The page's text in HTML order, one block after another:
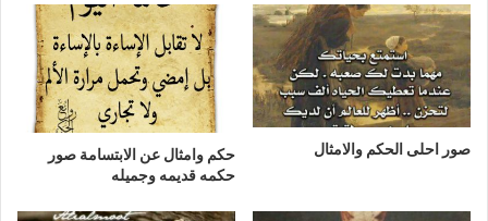
صور احلى الحكم والامثال
حكم وامثال عن الابتسامة صور
حكمه قديمه وجميله